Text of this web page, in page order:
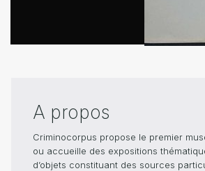
A propos
Criminocorpus propose le premier
ou accueille des expositions
d’objets constituant des sources